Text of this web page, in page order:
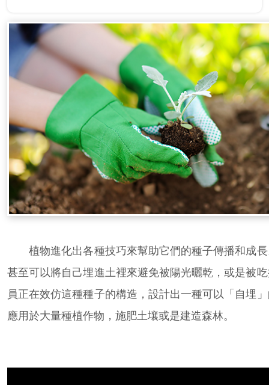
植物進化出各種技巧來幫助它們的種子傳播和成長
甚至可以將自己埋進土裡來避免被陽光曬乾，或是被
員正在效仿這種種子的構造，設計出一種可以「自埋
應用於大量種植作物，施肥土壤或是建造森林。